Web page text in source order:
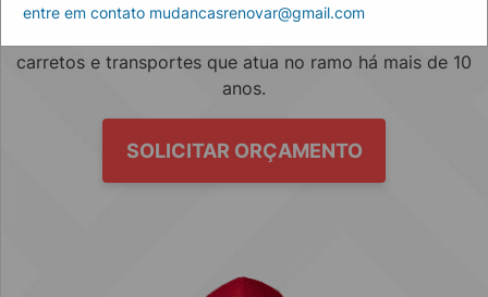
carretos e transportes que atua no ramo há mais de 10
anos.
SOLICITAR ORÇAMENTO
entre em contato mudancasrenovar@gmail.com